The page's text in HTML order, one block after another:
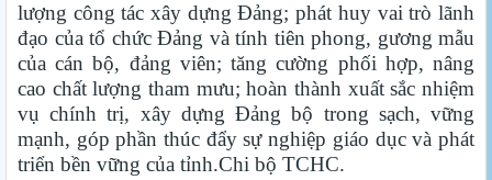
lượng công tác xây dựng Đảng; phát huy vai trò lãnh
đạo của tổ chức Đảng và tính tiên phong, gương mẫu
của cán bộ, đảng viên; tăng cường phối hợp, nâng
cao chất lượng tham mưu; hoàn thành xuất sắc nhiệm
vụ chính trị, xây dựng Đảng bộ trong sạch, vững
mạnh, góp phần thúc đẩy sự nghiệp giáo dục và phát
triển bền vững của tỉnh.Chi bộ TCHC.